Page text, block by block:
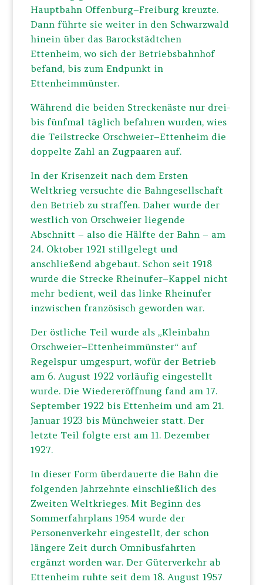
Hauptbahn Offenburg–Freiburg kreuzte.
Dann führte sie weiter in den Schwarzwald
hinein über das Barockstädtchen
Ettenheim, wo sich der Betriebsbahnhof
befand, bis zum Endpunkt in
Ettenheimmünster.
Während die beiden Streckenäste nur drei-
bis fünfmal täglich befahren wurden, wies
die Teilstrecke Orschweier–Ettenheim die
doppelte Zahl an Zugpaaren auf.
In der Krisenzeit nach dem Ersten
Weltkrieg versuchte die Bahngesellschaft
den Betrieb zu straffen. Daher wurde der
westlich von Orschweier liegende
Abschnitt – also die Hälfte der Bahn – am
24. Oktober 1921 stillgelegt und
anschließend abgebaut. Schon seit 1918
wurde die Strecke Rheinufer–Kappel nicht
mehr bedient, weil das linke Rheinufer
inzwischen französisch geworden war.
Der östliche Teil wurde als „Kleinbahn
Orschweier–Ettenheimmünster“ auf
Regelspur umgespurt, wofür der Betrieb
am 6. August 1922 vorläufig eingestellt
wurde. Die Wiedereröffnung fand am 17.
September 1922 bis Ettenheim und am 21.
Januar 1923 bis Münchweier statt. Der
letzte Teil folgte erst am 11. Dezember
1927.
In dieser Form überdauerte die Bahn die
folgenden Jahrzehnte einschließlich des
Zweiten Weltkrieges. Mit Beginn des
Sommerfahrplans 1954 wurde der
Personenverkehr eingestellt, der schon
längere Zeit durch Omnibusfahrten
ergänzt worden war. Der Güterverkehr ab
Ettenheim ruhte seit dem 18. August 1957